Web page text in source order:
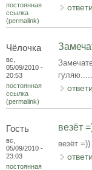
постоянная
ссылка
(permalink)
Чёлочка
вс,
05/09/2010 -
20:53
постоянная
ссылка
(permalink)
Гость
вс,
05/09/2010 -
23:03
постоянная
везёт
везёт =))